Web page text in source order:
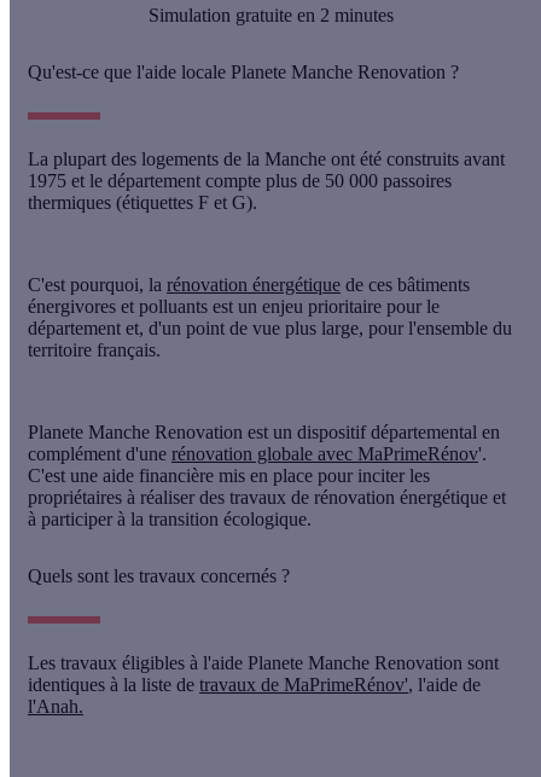
Simulation gratuite en 2 minutes
Qu'est-ce que l'aide locale Planete Manche Renovation ?
La plupart des logements de la Manche ont été construits avant
1975 et le département compte plus de 50 000 passoires
thermiques (étiquettes F et G).
C'est pourquoi, la rénovation énergétique de ces bâtiments
énergivores et polluants est un enjeu prioritaire pour le
département et, d'un point de vue plus large, pour l'ensemble du
territoire français.
Planete Manche Renovation est un dispositif départemental en
complément d'une rénovation globale avec MaPrimeRénov'.
C'est une aide financière mis en place pour inciter les
propriétaires à réaliser des travaux de rénovation énergétique et
à participer à la transition écologique.
Quels sont les travaux concernés ?
Les travaux éligibles à l'aide Planete Manche Renovation sont
identiques à la liste de travaux de MaPrimeRénov', l'aide de
l'Anah.